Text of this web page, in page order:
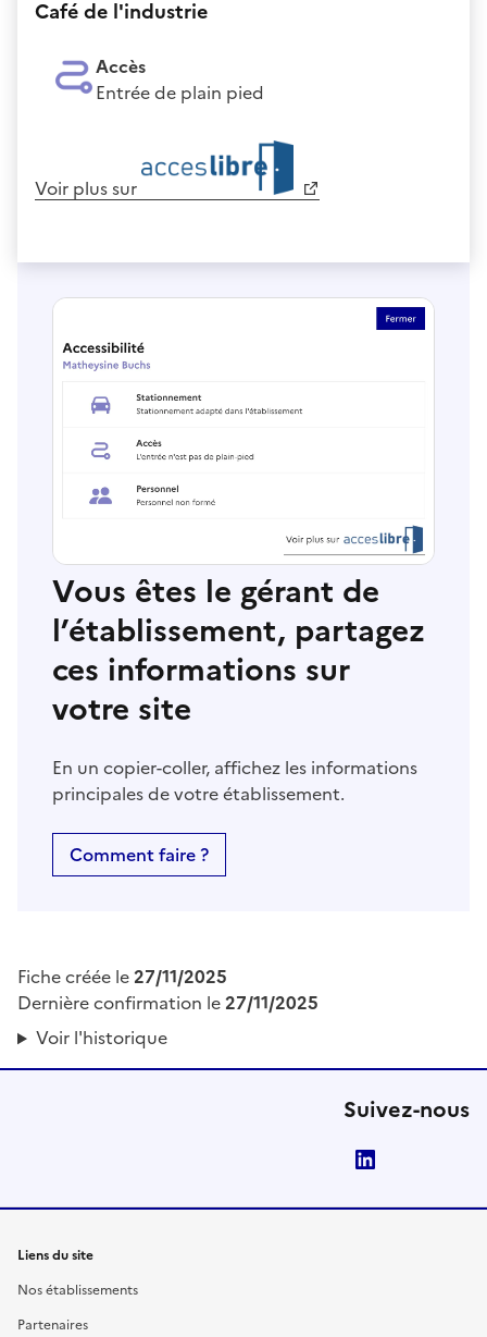
Café de l'industrie
Accès
Entrée de plain pied
Voir plus sur
Vous êtes le gérant de
l’établissement, partagez
ces informations sur
votre site
En un copier-coller, affichez les informations
principales de votre établissement.
Comment faire ?
Fiche créée le27/11/2025
Dernière confirmation le27/11/2025
Voir l'historique
Suivez-nous
Liens du site
Nos établissements
Partenaires